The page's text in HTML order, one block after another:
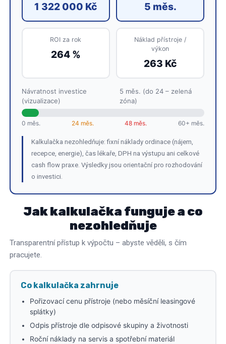
1 322 000 Kč 5 měs.
ROI za rok
264 %
Náklad přístroje /
výkon
263 Kč
Návratnost investice
(vizualizace)
5 měs. (do 24 – zelená
zóna)
0 měs. 24 měs. 48 měs. 60+ měs.
Kalkulačka nezohledňuje: fixní náklady ordinace (nájem,
recepce, energie), čas lékaře, DPH na výstupu ani celkové
cash flow praxe. Výsledky jsou orientační pro rozhodování
o investici.
Jak kalkulačka funguje a co
nezohledňuje
Transparentní přístup k výpočtu – abyste věděli, s čím
pracujete.
Co kalkulačka zahrnuje
Pořizovací cenu přístroje (nebo měsíční leasingové
splátky)
Odpis přístroje dle odpisové skupiny a životnosti
Roční náklady na servis a spotřební materiál